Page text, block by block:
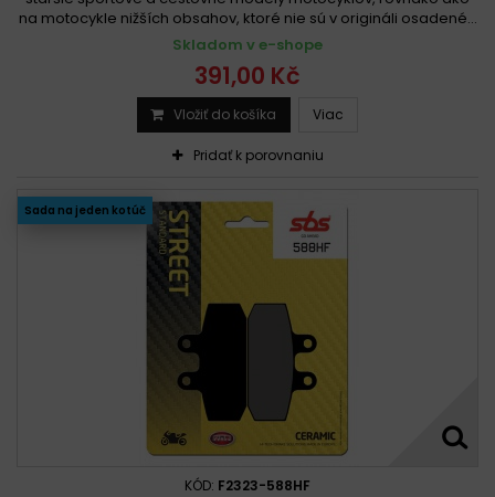
na motocykle nižších obsahov, ktoré nie sú v origináli osadené...
Skladom v e-shope
391,00 Kč
Vložiť do košíka Viac
Pridať k porovnaniu
Sada na jeden kotúč
KÓD: F2323-588HF